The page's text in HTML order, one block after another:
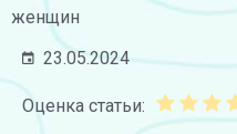
женщин
23.05.2024
Оценка статьи: